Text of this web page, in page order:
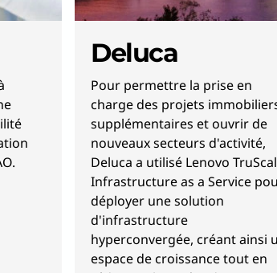
Deluca
Pour permettre la prise en
charge des projets
supplémentaires et ouvrir de
nouveaux secteurs d'activité,
Deluca a utilisé Lenovo
Infrastructure as a Service
déployer une solution
d'infrastructure
hyperconvergée, créant ainsi
espace de croissance tout en